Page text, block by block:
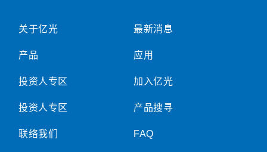
关于亿光
产品
投资人专区
投资人专区
联络我们
最新消息
应用
加入亿光
产品搜寻
FAQ